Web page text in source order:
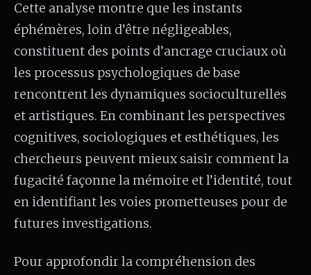
Cette analyse montre que les instants
éphémères, loin d’être négligeables,
constituent des points d’ancrage cruciaux où
les processus psychologiques de base
rencontrent les dynamiques socioculturelles
et artistiques. En combinant les perspectives
cognitives, sociologiques et esthétiques, les
chercheurs peuvent mieux saisir comment la
fugacité façonne la mémoire et l’identité, tout
en identifiant les voies prometteuses pour de
futures investigations.
Pour approfondir la compréhension des